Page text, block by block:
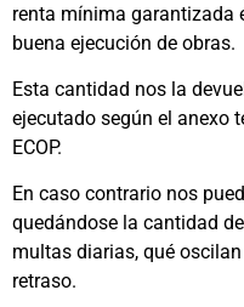
renta mínima garantizada
buena ejecución de obras.
Esta cantidad nos la
ejecutado según el anexo
ECOP.
En caso contrario nos
quedándose la cantidad
multas diarias, qué
retraso.